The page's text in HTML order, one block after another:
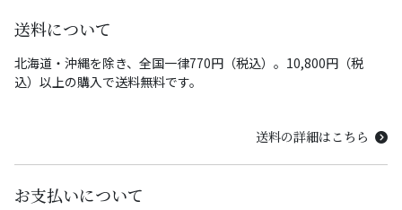
送料について
北海道・沖縄を除き、全国一律770円（税込）。10,800円（税
込）以上の購入で送料無料です。
送料の詳細はこちら
お支払いについて